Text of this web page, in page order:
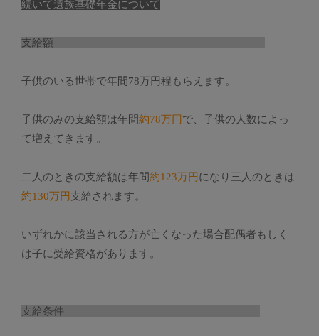
続いて遺族基礎年金について
支給額
子供のいる世帯で年間78万円程もらえます。
子供のみの支給額は年間約78万円 で、子供の人数によっ
て増えてきます。
二人のときの支給額は年間約123万円 になり三人のときは
約130万円支給されます。
いずれかに該当される方が亡くなった場合配偶者もしく
は子に受給資格があります。
支給条件